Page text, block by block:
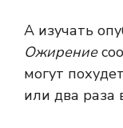
А изучать
Ожирение
могут
или два раза